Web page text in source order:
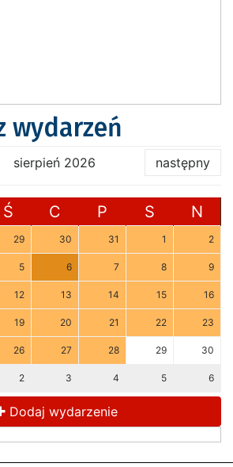
wydarzeń
sierpień 2026 następny
Ś C P S N
29 30 31 1 2
5 6 7 8 9
12 13 14 15 16
19 20 21 22 23
26 27 28 29 30
2 3 4 5 6
Dodaj wydarzenie